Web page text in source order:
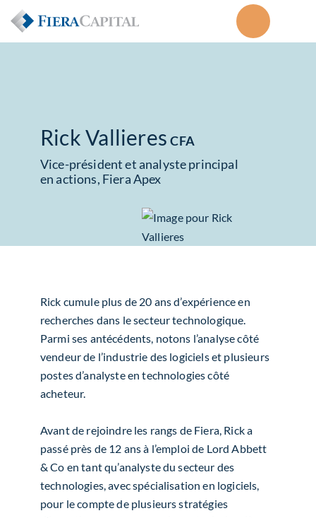
Rick Vallieres CFA
Vice-président et analyste principal
en actions, Fiera Apex
Rick cumule plus de 20 ans d’expérience en
recherches dans le secteur technologique.
Parmi ses antécédents, notons l’analyse côté
vendeur de l’industrie des logiciels et plusieurs
postes d’analyste en technologies côté
acheteur.
Avant de rejoindre les rangs de Fiera, Rick a
passé près de 12 ans à l’emploi de Lord Abbett
& Co en tant qu’analyste du secteur des
technologies, avec spécialisation en logiciels,
pour le compte de plusieurs stratégies